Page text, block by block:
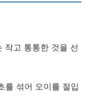
작고 통통한 것을 선
를 섞어 오이를 절입